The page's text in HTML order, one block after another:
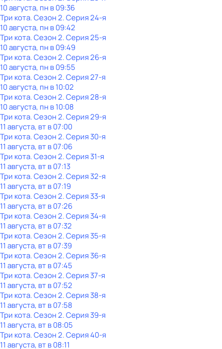
10 августа, пн в 09:36
Три кота. Сезон 2. Серия 24-я
10 августа, пн в 09:42
Три кота. Сезон 2. Серия 25-я
10 августа, пн в 09:49
Три кота. Сезон 2. Серия 26-я
10 августа, пн в 09:55
Три кота. Сезон 2. Серия 27-я
10 августа, пн в 10:02
Три кота. Сезон 2. Серия 28-я
10 августа, пн в 10:08
Три кота. Сезон 2. Серия 29-я
11 августа, вт в 07:00
Три кота. Сезон 2. Серия 30-я
11 августа, вт в 07:06
Три кота. Сезон 2. Серия 31-я
11 августа, вт в 07:13
Три кота. Сезон 2. Серия 32-я
11 августа, вт в 07:19
Три кота. Сезон 2. Серия 33-я
11 августа, вт в 07:26
Три кота. Сезон 2. Серия 34-я
11 августа, вт в 07:32
Три кота. Сезон 2. Серия 35-я
11 августа, вт в 07:39
Три кота. Сезон 2. Серия 36-я
11 августа, вт в 07:45
Три кота. Сезон 2. Серия 37-я
11 августа, вт в 07:52
Три кота. Сезон 2. Серия 38-я
11 августа, вт в 07:58
Три кота. Сезон 2. Серия 39-я
11 августа, вт в 08:05
Три кота. Сезон 2. Серия 40-я
11 августа, вт в 08:11